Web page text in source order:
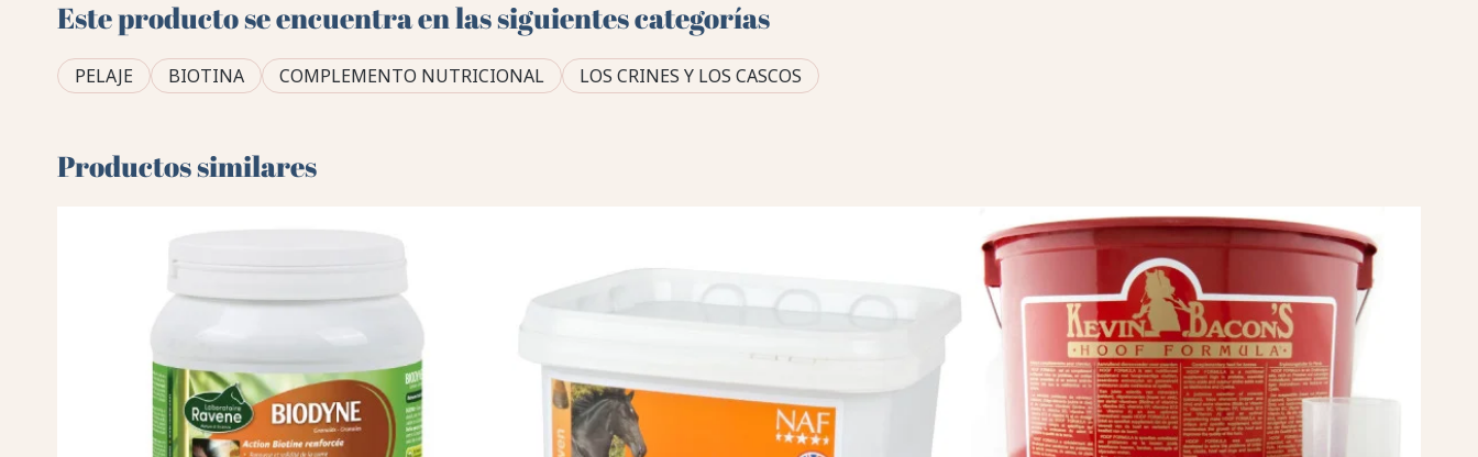
Este producto se encuentra en las siguientes categorías
PELAJE BIOTINA COMPLEMENTO NUTRICIONAL LOS CRINES Y LOS CASCOS
Productos similares